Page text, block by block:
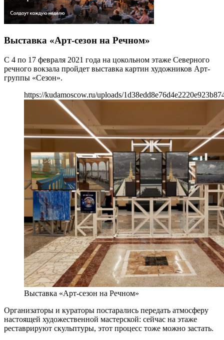
Выставка «Арт-сезон на Речном»
С 4 по 17 февраля 2021 года на цокольном этаже Северного
речного вокзала пройдет выставка картин художников Арт-
группы «Сезон».
https://kudamoscow.ru/uploads/
Выставка «Арт-сезон на Речном»
Организаторы и кураторы постарались передать атмосферу
настоящей художественной мастерской: сейчас на этаже
реставрируют скульптуры, этот процесс тоже можно застать.